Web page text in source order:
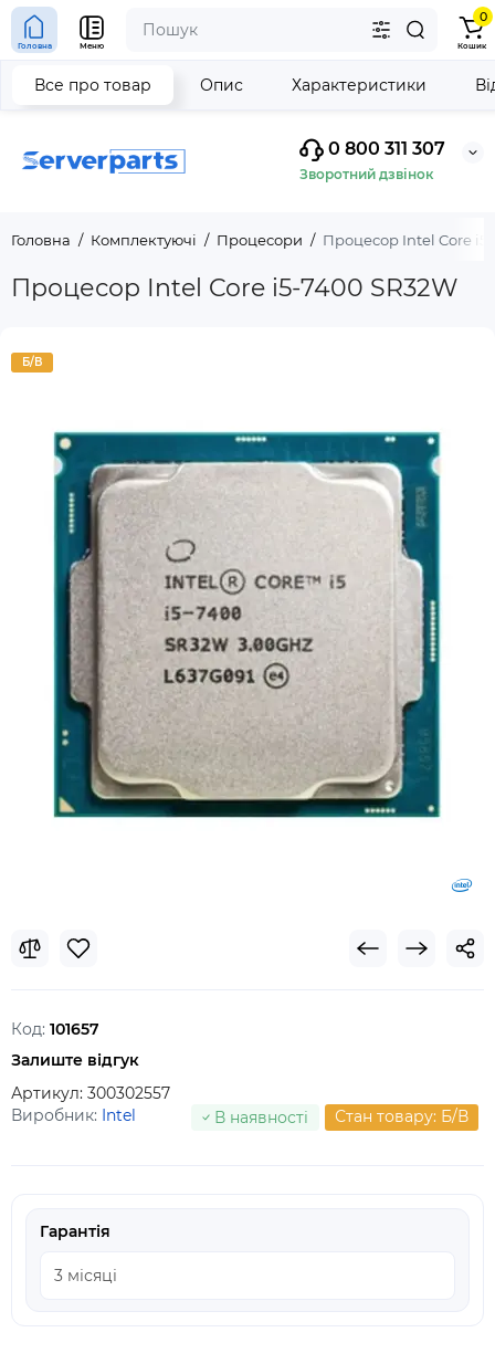
0 800 311 307
Зворотний дзвінок
Головна Меню
0
Кошик
Головна Комплектуючі Процесори Процесор Intel Core
Процесор Intel Core i5-7400 SR32W
Все про товар Опис Характеристики
Б/В
Код: 101657
Залиште відгук
Артикул: 300302557
Виробник: Intel В наявності Стан товару: Б/В
Гарантія